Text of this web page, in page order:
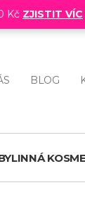
Kč ZJISTIT VÍC
BLOG